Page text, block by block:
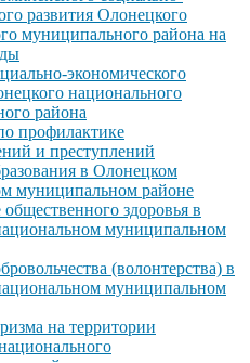
развития Олонецкого
муниципального района на
экономического
национального
района
профилактике
и преступлений
в Олонецком
муниципальном районе
здоровья в
муниципальном
(волонтерства) в
муниципальном
на территории